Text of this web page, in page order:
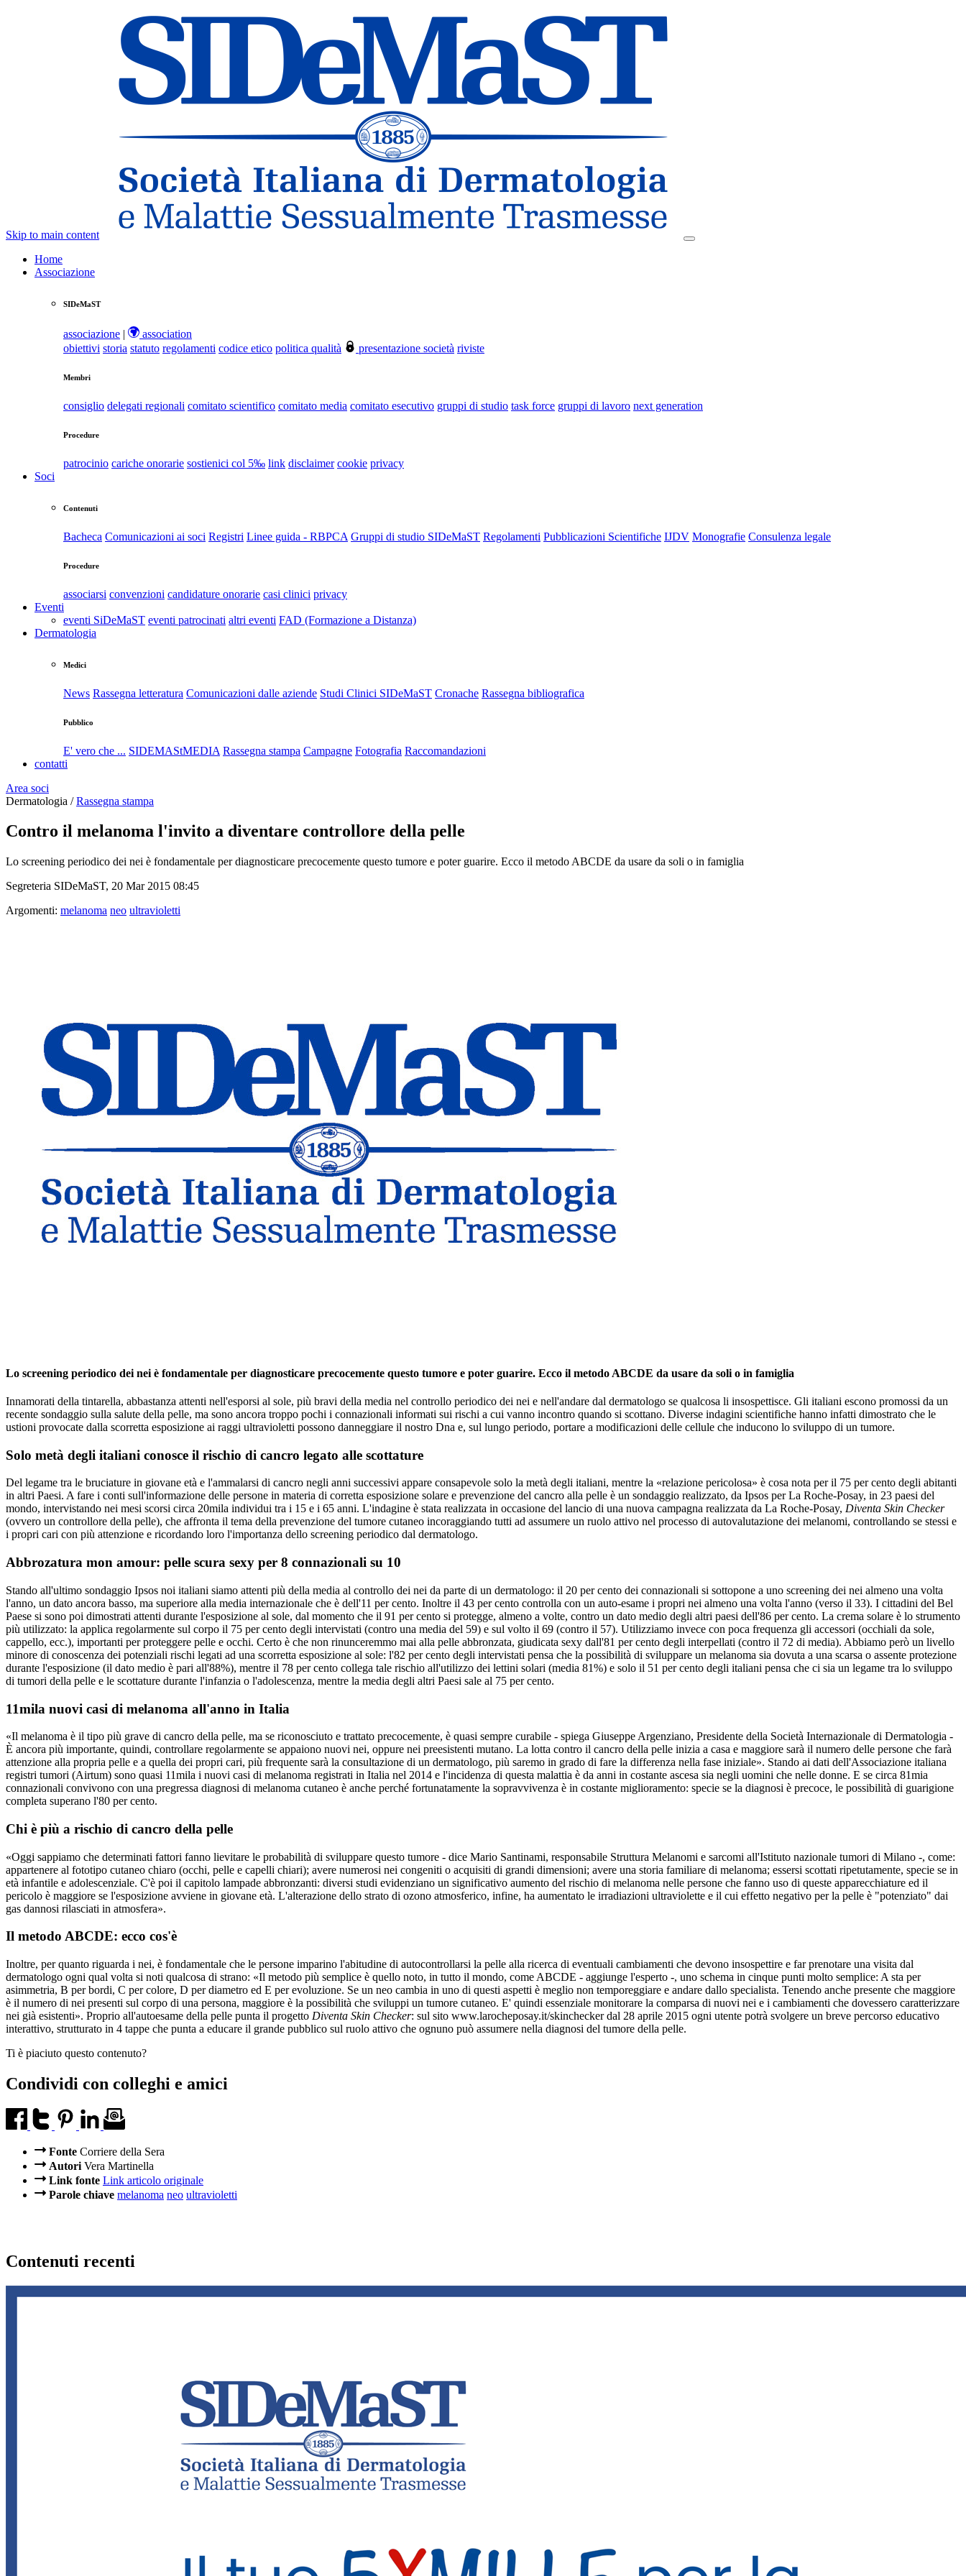
Skip to main content
Home
Associazione
SIDeMaST
associazione |
association
obiettivi storia statuto regolamenti codice etico politica qualità presentazione società riviste
Membri
consiglio delegati regionali comitato scientifico comitato media comitato esecutivo gruppi di studio task force gruppi di lavoro next generation
Procedure
patrocinio cariche onorarie sostienici col 5‰ link disclaimer cookie privacy
Soci
Contenuti
Bacheca Comunicazioni ai soci Registri Linee guida - RBPCA Gruppi di studio SIDeMaST Regolamenti Pubblicazioni Scientifiche IJDV Monografie Consulenza legale
Procedure
associarsi convenzioni candidature onorarie casi clinici privacy
Eventi
eventi SiDeMaST eventi patrocinati altri eventi FAD (Formazione a Distanza)
Dermatologia
Medici
News Rassegna letteratura Comunicazioni dalle aziende Studi Clinici SIDeMaST Cronache Rassegna bibliografica
Pubblico
E' vero che ... SIDEMAStMEDIA Rassegna stampa Campagne Fotografia Raccomandazioni
contatti
Area soci
Dermatologia /Rassegna stampa
Contro il melanoma l'invito a diventare controllore della pelle
Lo screening periodico dei nei è fondamentale per diagnosticare precocemente questo tumore e poter guarire. Ecco il metodo ABCDE da usare da soli o in famiglia
Segreteria SIDeMaST, 20 Mar 2015 08:45
Argomenti: melanoma neo ultravioletti
Lo screening periodico dei nei è fondamentale per diagnosticare precocemente questo tumore e poter guarire. Ecco il metodo ABCDE da usare da soli o in famiglia
Innamorati della tintarella, abbastanza attenti nell'esporsi al sole, più bravi della media nel controllo periodico dei nei e nell'andare dal dermatologo se qualcosa li insospettisce. Gli italiani escono promossi da un
recente sondaggio sulla salute della pelle, ma sono ancora troppo pochi i connazionali informati sui rischi a cui vanno incontro quando si scottano. Diverse indagini scientifiche hanno infatti dimostrato che le
ustioni provocate dalla scorretta esposizione ai raggi ultravioletti possono danneggiare il nostro Dna e, sul lungo periodo, portare a modificazioni delle cellule che inducono lo sviluppo di un tumore.
Solo metà degli italiani conosce il rischio di cancro legato alle scottature
Del legame tra le bruciature in giovane età e l'ammalarsi di cancro negli anni successivi appare consapevole solo la metà degli italiani, mentre la «relazione pericolosa» è cosa nota per il 75 per cento degli abitanti
in altri Paesi. A fare i conti sull'informazione delle persone in materia di corretta esposizione solare e prevenzione del cancro alla pelle è un sondaggio realizzato, da Ipsos per La Roche-Posay, in 23 paesi del
mondo, intervistando nei mesi scorsi circa 20mila individui tra i 15 e i 65 anni. L'indagine è stata realizzata in occasione del lancio di una nuova campagna realizzata da La Roche-Posay, Diventa Skin Checker
(ovvero un controllore della pelle), che affronta il tema della prevenzione del tumore cutaneo incoraggiando tutti ad assumere un ruolo attivo nel processo di autovalutazione dei melanomi, controllando se stessi e
i propri cari con più attenzione e ricordando loro l'importanza dello screening periodico dal dermatologo.
Abbrozatura mon amour: pelle scura sexy per 8 connazionali su 10
Stando all'ultimo sondaggio Ipsos noi italiani siamo attenti più della media al controllo dei nei da parte di un dermatologo: il 20 per cento dei connazionali si sottopone a uno screening dei nei almeno una volta
l'anno, un dato ancora basso, ma superiore alla media internazionale che è dell'11 per cento. Inoltre il 43 per cento controlla con un auto-esame i propri nei almeno una volta l'anno (verso il 33). I cittadini del Bel
Paese si sono poi dimostrati attenti durante l'esposizione al sole, dal momento che il 91 per cento si protegge, almeno a volte, contro un dato medio degli altri paesi dell'86 per cento. La crema solare è lo strumento
più utilizzato: la applica regolarmente sul corpo il 75 per cento degli intervistati (contro una media del 59) e sul volto il 69 (contro il 57). Utilizziamo invece con poca frequenza gli accessori (occhiali da sole,
cappello, ecc.), importanti per proteggere pelle e occhi. Certo è che non rinunceremmo mai alla pelle abbronzata, giudicata sexy dall'81 per cento degli interpellati (contro il 72 di media). Abbiamo però un livello
minore di conoscenza dei potenziali rischi legati ad una scorretta esposizione al sole: l'82 per cento degli intervistati pensa che la possibilità di sviluppare un melanoma sia dovuta a una scarsa o assente protezione
durante l'esposizione (il dato medio è pari all'88%), mentre il 78 per cento collega tale rischio all'utilizzo dei lettini solari (media 81%) e solo il 51 per cento degli italiani pensa che ci sia un legame tra lo sviluppo
di tumori della pelle e le scottature durante l'infanzia o l'adolescenza, mentre la media degli altri Paesi sale al 75 per cento.
11mila nuovi casi di melanoma all'anno in Italia
«Il melanoma è il tipo più grave di cancro della pelle, ma se riconosciuto e trattato precocemente, è quasi sempre curabile - spiega Giuseppe Argenziano, Presidente della Società Internazionale di Dermatologia -
È ancora più importante, quindi, controllare regolarmente se appaiono nuovi nei, oppure nei preesistenti mutano. La lotta contro il cancro della pelle inizia a casa e maggiore sarà il numero delle persone che farà
attenzione alla propria pelle e a quella dei propri cari, più frequente sarà la consultazione di un dermatologo, più saremo in grado di fare la differenza nella fase iniziale». Stando ai dati dell'Associazione italiana
registri tumori (Airtum) sono quasi 11mila i nuovi casi di melanoma registrati in Italia nel 2014 e l'incidenza di questa malattia è da anni in costante ascesa sia negli uomini che nelle donne. E se circa 81mia
connazionali convivono con una pregressa diagnosi di melanoma cutaneo è anche perché fortunatamente la sopravvivenza è in costante miglioramento: specie se la diagnosi è precoce, le possibilità di guarigione
completa superano l'80 per cento.
Chi è più a rischio di cancro della pelle
«Oggi sappiamo che determinati fattori fanno lievitare le probabilità di sviluppare questo tumore - dice Mario Santinami, responsabile Struttura Melanomi e sarcomi all'Istituto nazionale tumori di Milano -, come:
appartenere al fototipo cutaneo chiaro (occhi, pelle e capelli chiari); avere numerosi nei congeniti o acquisiti di grandi dimensioni; avere una storia familiare di melanoma; essersi scottati ripetutamente, specie se in
età infantile e adolescenziale. C'è poi il capitolo lampade abbronzanti: diversi studi evidenziano un significativo aumento del rischio di melanoma nelle persone che fanno uso di queste apparecchiature ed il
pericolo è maggiore se l'esposizione avviene in giovane età. L'alterazione dello strato di ozono atmosferico, infine, ha aumentato le irradiazioni ultraviolette e il cui effetto negativo per la pelle è "potenziato" dai
gas dannosi rilasciati in atmosfera».
Il metodo ABCDE: ecco cos'è
Inoltre, per quanto riguarda i nei, è fondamentale che le persone imparino l'abitudine di autocontrollarsi la pelle alla ricerca di eventuali cambiamenti che devono insospettire e far prenotare una visita dal
dermatologo ogni qual volta si noti qualcosa di strano: «Il metodo più semplice è quello noto, in tutto il mondo, come ABCDE - aggiunge l'esperto -, uno schema in cinque punti molto semplice: A sta per
asimmetria, B per bordi, C per colore, D per diametro ed E per evoluzione. Se un neo cambia in uno di questi aspetti è meglio non temporeggiare e andare dallo specialista. Tenendo anche presente che maggiore
è il numero di nei presenti sul corpo di una persona, maggiore è la possibilità che sviluppi un tumore cutaneo. E' quindi essenziale monitorare la comparsa di nuovi nei e i cambiamenti che dovessero caratterizzare
nei già esistenti». Proprio all'autoesame della pelle punta il progetto Diventa Skin Checker: sul sito www.larocheposay.it/skinchecker dal 28 aprile 2015 ogni utente potrà svolgere un breve percorso educativo
interattivo, strutturato in 4 tappe che punta a educare il grande pubblico sul ruolo attivo che ognuno può assumere nella diagnosi del tumore della pelle.
Ti è piaciuto questo contenuto?
Condividi con colleghi e amici
Fonte Corriere della Sera
Autori Vera Martinella
Link fonte Link articolo originale
Parole chiave melanoma neo ultravioletti
Contenuti recenti